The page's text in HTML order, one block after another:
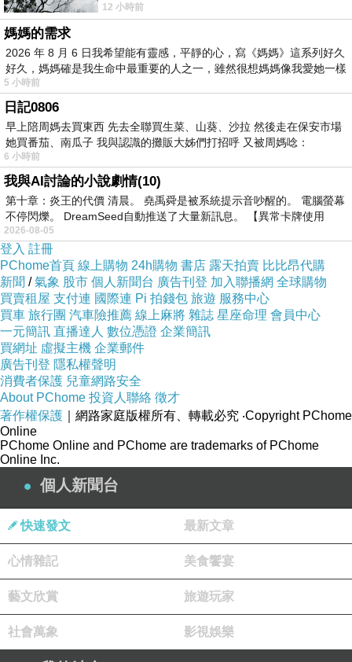
經在我的版留言…「好讚的圖^^感覺大家
12 小時前
媽媽的需求
2026 年 8 月 6 日我希望能有靈感，平靜的心，寫《媽媽》這系列好久
好久，媽媽確是我生命中最重要的人之一，雖然很想媽媽像我愛她一樣
5 小時前
日記0806
早上陪周媽去買東西 先去全聯買生菜、山葵、沙拉 然後走在保安市場
她買番茄、南瓜子 我與認識的攤販大姊們打招呼 又被周媽唸：
6 小時前
我與AI討論的小說劇情(10)
第十章：炎王的代價 清晨。 堯禹舜是被系統提示音吵醒的。 電腦螢幕
不停閃爍。 DreamSeed自動推送了大量新訊息。 【異常卡牌使用
2026-08-05
登入 註冊
PChome首頁 線上購物 24h購物 書店 露天拍賣 比比昂代購
新聞 /氣象 股市 個人新聞台 廣告刊登 加入聯播網 全球購物
買賣租屋 支付連 國際連 Pi 拍錢包 旅遊 服務中心
買車 旅行團 汽車險推薦 線上麻將 雜誌 星座命理 會員中心
一元簡訊 直播達人 數位憑證 企業簡訊
買網址 虛擬主機 企業郵件
廣告刊登 隱私權聲明
消費者保護 兒童網路安全
About PChome 投資人聯絡 徵才
著作權保護 ｜網路家庭版權所有、轉載必究 ‧Copyright PChome
Online
PChome Online and PChome are trademarks of PChome
Online Inc.
個人新聞台
快速發文 最新文章
心情雜記 美食饗宴
藝文欣賞 旅遊玩家
社會萬象 影視娛樂